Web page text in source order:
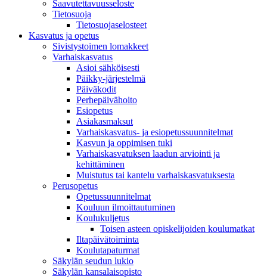
Saavutettavuusseloste
Tietosuoja
Tietosuojaselosteet
Kasvatus ja opetus
Sivistystoimen lomakkeet
Varhaiskasvatus
Asioi sähköisesti
Päikky-järjestelmä
Päiväkodit
Perhepäivähoito
Esiopetus
Asiakasmaksut
Varhaiskasvatus- ja esiopetussuunnitelmat
Kasvun ja oppimisen tuki
Varhaiskasvatuksen laadun arviointi ja
kehittäminen
Muistutus tai kantelu varhaiskasvatuksesta
Perusopetus
Opetussuunnitelmat
Kouluun ilmoittautuminen
Koulukuljetus
Toisen asteen opiskelijoiden koulumatkat
Iltapäivätoiminta
Koulutapaturmat
Säkylän seudun lukio
Säkylän kansalaisopisto